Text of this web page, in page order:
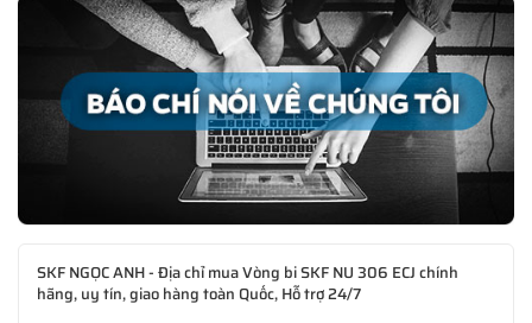
SKF NGỌC ANH - Địa chỉ mua Vòng bi SKF NU 306 ECJ chính
hãng, uy tín, giao hàng toàn Quốc, Hỗ trợ 24/7